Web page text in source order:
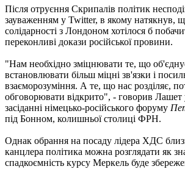
Після отруєння Скрипалів політик
зауваженням у Twitter, в якому натякнув,
солідарності з Лондоном хотілося б
переконливі докази російської провини.
"Нам необхідно зміцнювати те, що
встановлювати більш міцні зв'язки і
взаєморозуміння. А те, що нас розділяє,
обговорювати відкрито", - говорив Лашет
засіданні німецько-російського форуму
під Бонном, колишньої столиці ФРН.
Однак обрання на посаду лідера ХДС
канцлера політика можна розглядати як
спадкоємність курсу Меркель буде